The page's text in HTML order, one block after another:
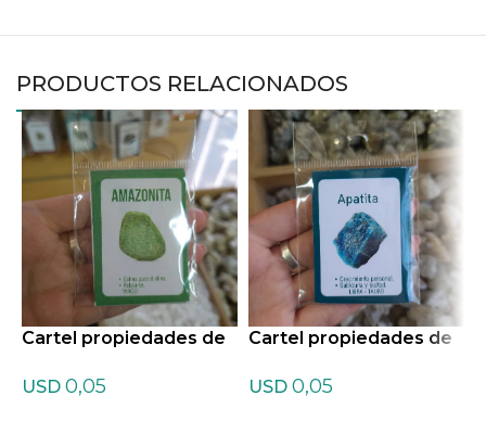
PRODUCTOS RELACIONADOS
Cartel propiedades de
USD 0,05
Cartel propiedades de
USD 0,05